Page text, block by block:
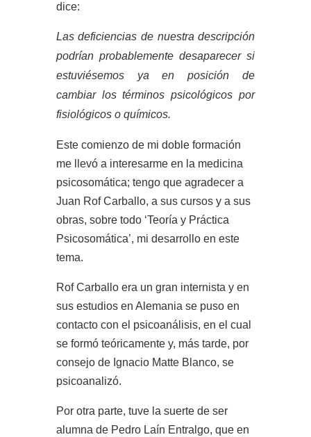
dice:
Las deficiencias de nuestra descripción
podrían probablemente desaparecer si
estuviésemos ya en posición de
cambiar los términos psicológicos por
fisiológicos o químicos.
Este comienzo de mi doble formación
me llevó a interesarme en la medicina
psicosomática; tengo que agradecer a
Juan Rof Carballo, a sus cursos y a sus
obras, sobre todo ‘Teoría y Práctica
Psicosomática’, mi desarrollo en este
tema.
Rof Carballo era un gran internista y en
sus estudios en Alemania se puso en
contacto con el psicoanálisis, en el cual
se formó teóricamente y, más tarde, por
consejo de Ignacio Matte Blanco, se
psicoanalizó.
Por otra parte, tuve la suerte de ser
alumna de Pedro Laín Entralgo, que en